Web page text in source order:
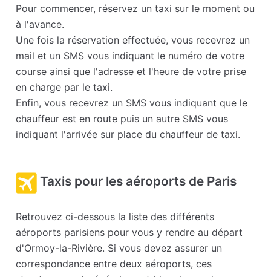
Pour commencer, réservez un taxi sur le moment ou
à l'avance.
Une fois la réservation effectuée, vous recevrez un
mail et un SMS vous indiquant le numéro de votre
course ainsi que l'adresse et l'heure de votre prise
en charge par le taxi.
Enfin, vous recevrez un SMS vous indiquant que le
chauffeur est en route puis un autre SMS vous
indiquant l'arrivée sur place du chauffeur de taxi.
Taxis pour les aéroports de Paris
Retrouvez ci-dessous la liste des différents
aéroports parisiens pour vous y rendre au départ
d'Ormoy-la-Rivière. Si vous devez assurer un
correspondance entre deux aéroports, ces